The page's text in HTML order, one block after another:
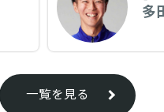
多
一覧を見る